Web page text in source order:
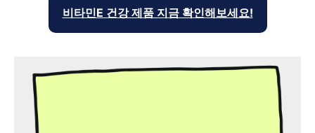
비타민E 건강 제품 지금 확인해보세요!